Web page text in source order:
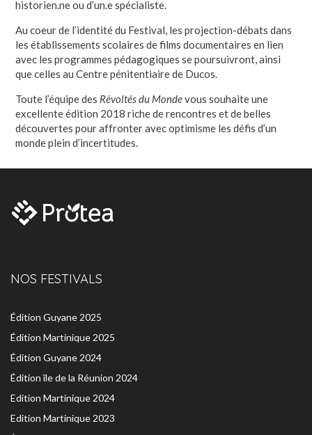
historien.ne ou d’un.e spécialiste.
Au coeur de l’identité du Festival, les projection-débats dans
les établissements scolaires de films documentaires en lien
avec les programmes pédagogiques se poursuivront, ainsi
que celles au Centre pénitentiaire de Ducos.
Toute l’équipe des Révoltés du Mondevous souhaite une
excellente édition 2018 riche de rencontres et de belles
découvertes pour affronter avec optimisme les défis d’un
monde plein d’incertitudes.
NOS FESTIVALS
Édition Guyane 2025
Édition Martinique 2025
Édition Guyane 2024
Édition île de la Réunion 2024
Edition Martinique 2024
Edition Martinique 2023